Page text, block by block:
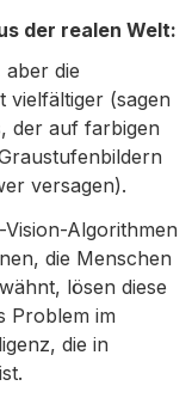
der realen Welt:
aber die
vielfältiger (sagen
der auf farbigen
versagen).
Algorithmen
die Menschen
lösen diese
Problem im
die in